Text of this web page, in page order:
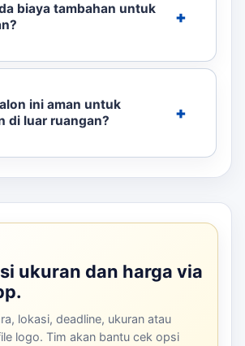
biaya tambahan untuk
ini aman untuk
di luar ruangan?
ukuran dan harga via
lokasi, deadline, ukuran atau
logo. Tim akan bantu cek opsi